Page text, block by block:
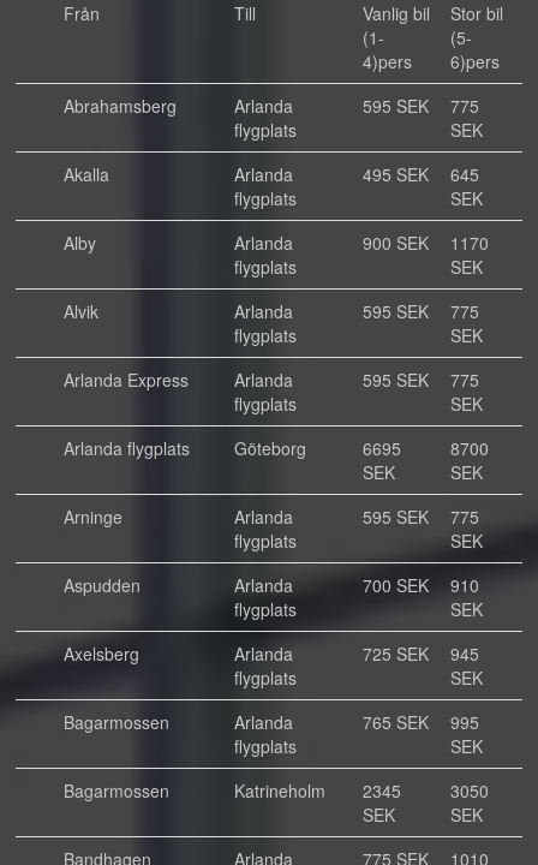
Från Till
Vanlig bil
(1-
4)pers
Stor bil
(5-
6)pers
Abrahamsberg
Arlanda
flygplats
595 SEK
775
SEK
Akalla
Arlanda
flygplats
495 SEK
645
SEK
Alby
Arlanda
flygplats
900 SEK
1170
SEK
Alvik
Arlanda
flygplats
595 SEK
775
SEK
Arlanda Express
Arlanda
flygplats
595 SEK
775
SEK
Arlanda flygplats
Göteborg
6695
SEK
8700
SEK
Arninge
Arlanda
flygplats
595 SEK
775
SEK
Aspudden
Arlanda
flygplats
700 SEK
910
SEK
Axelsberg
Arlanda
flygplats
725 SEK
945
SEK
Bagarmossen
Arlanda
flygplats
765 SEK
995
SEK
Bagarmossen
Katrineholm
2345
SEK
3050
SEK
Bandhagen
Arlanda 775 SEK 1010